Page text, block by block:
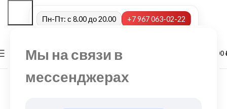
Мы на связи в
мессенджерах
Пн-Пт: с 8.00 до 20.00 +7 967 063-02-22
МЕНЮ 0,00